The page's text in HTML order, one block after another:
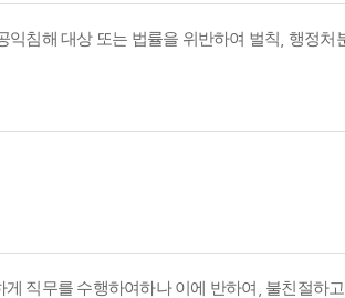
침해 대상 또는 법률을 위반하여 벌칙, 행정처
직무를 수행하여하나 이에 반하여, 불친절하